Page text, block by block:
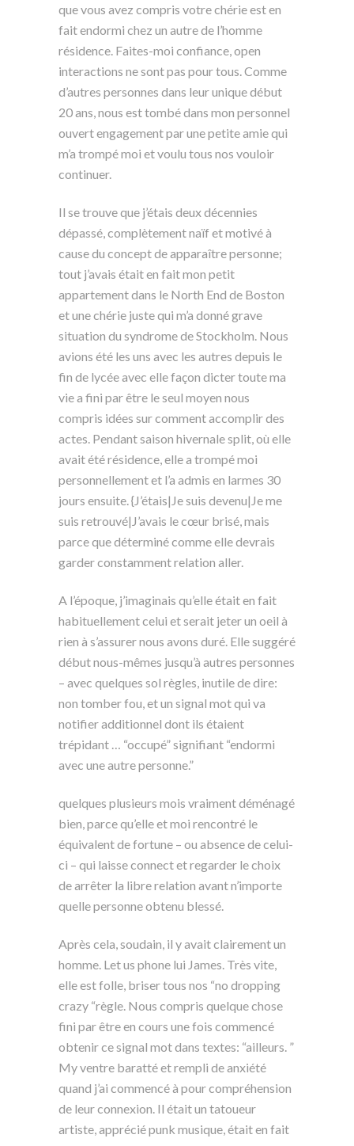
que vous avez compris votre chérie est en
fait endormi chez un autre de l’homme
résidence. Faites-moi confiance, open
interactions ne sont pas pour tous. Comme
d’autres personnes dans leur unique début
20 ans, nous est tombé dans mon personnel
ouvert engagement par une petite amie qui
m’a trompé moi et voulu tous nos vouloir
continuer.
Il se trouve que j’étais deux décennies
dépassé, complètement naïf et motivé à
cause du concept de apparaître personne;
tout j’avais était en fait mon petit
appartement dans le North End de Boston
et une chérie juste qui m’a donné grave
situation du syndrome de Stockholm. Nous
avions été les uns avec les autres depuis le
fin de lycée avec elle façon dicter toute ma
vie a fini par être le seul moyen nous
compris idées sur comment accomplir des
actes. Pendant saison hivernale split, où elle
avait été résidence, elle a trompé moi
personnellement et l’a admis en larmes 30
jours ensuite. {J’étais|Je suis devenu|Je me
suis retrouvé|J’avais le cœur brisé, mais
parce que déterminé comme elle devrais
garder constamment relation aller.
A l’époque, j’imaginais qu’elle était en fait
habituellement celui et serait jeter un oeil à
rien à s’assurer nous avons duré. Elle suggéré
début nous-mêmes jusqu’à autres personnes
– avec quelques sol règles, inutile de dire:
non tomber fou, et un signal mot qui va
notifier additionnel dont ils étaient
trépidant … “occupé” signifiant “endormi
avec une autre personne.”
quelques plusieurs mois vraiment déménagé
bien, parce qu’elle et moi rencontré le
équivalent de fortune – ou absence de celui-
ci – qui laisse connect et regarder le choix
de arrêter la libre relation avant n’importe
quelle personne obtenu blessé.
Après cela, soudain, il y avait clairement un
homme. Let us phone lui James. Très vite,
elle est folle, briser tous nos “no dropping
crazy “règle. Nous compris quelque chose
fini par être en cours une fois commencé
obtenir ce signal mot dans textes: “ailleurs. ”
My ventre baratté et rempli de anxiété
quand j’ai commencé à pour compréhension
de leur connexion. Il était un tatoueur
artiste, apprécié punk musique, était en fait